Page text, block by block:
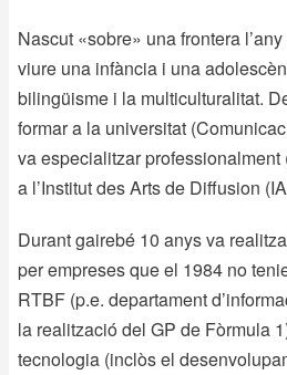
Nascut «sobre» una frontera
viure una infància i una
bilingüisme i la multiculturalitat.
formar a la universitat
va especialitzar
a l’Institut des Arts de Diffusion
Durant gairebé 10 anys va
per empreses que el 1984 no
RTBF (p.e. departament
la realització del GP de Fòrmula
tecnologia (inclòs el